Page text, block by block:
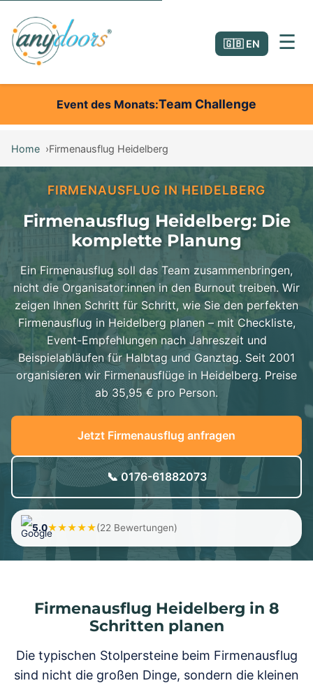
🇬🇧 EN ☰
Event des Monats Team Challenge
Home Firmenausflug Heidelberg
FIRMENAUSFLUG IN HEIDELBERG
Firmenausflug Heidelberg: Die
komplette Planung
Ein Firmenausflug soll das Team zusammenbringen,
nicht die Organisator:innen in den Burnout treiben. Wir
zeigen Ihnen Schritt für Schritt, wie Sie den perfekten
Firmenausflug in Heidelberg planen – mit Checkliste,
Event-Empfehlungen nach Jahreszeit und
Beispielabläufen für Halbtag und Ganztag. Seit 2001
organisieren wir Firmenausflüge in Heidelberg. Preise
ab 35,95 € pro Person.
Jetzt Firmenausflug anfragen
📞 0176-61882073
5.0★★★★★(22 Bewertungen)
Firmenausflug Heidelberg in 8
Schritten planen
Die typischen Stolpersteine beim Firmenausflug
sind nicht die großen Dinge, sondern die kleinen